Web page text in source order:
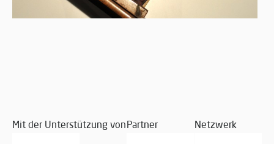
Mit der Unterstützung vonPartner Netzwerk